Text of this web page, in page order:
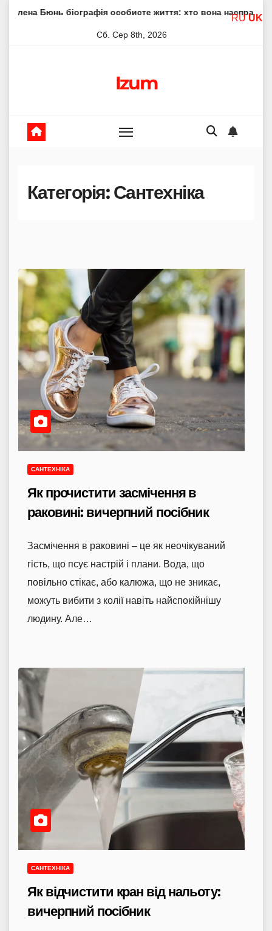
особисте життя: хто вона насправді Елена
Сб. Сер 8th, 2026
Izum
Категорія:Сантехніка
САНТЕХНІКА
Як прочистити засмічення в
раковині: вичерпний посібник
Засмічення в раковині – це як неочікуваний
гість, що псує настрій і плани. Вода, що
повільно стікає, або калюжа, що не зникає,
можуть вибити з колії навіть найспокійнішу
людину. Але…
САНТЕХНІКА
Як відчистити кран від нальоту:
вичерпний посібник
RU UK